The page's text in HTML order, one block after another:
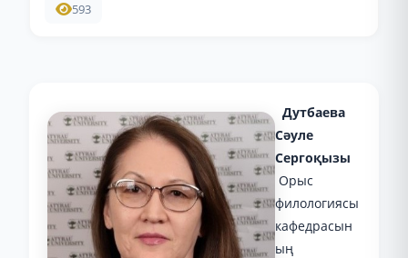
593
Дутбаева
Сәуле
Сергоқызы
Орыс
филологиясы
кафедрасын
ың